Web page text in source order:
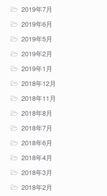
2019年7月
2019年6月
2019年5月
2019年2月
2019年1月
2018年12月
2018年11月
2018年8月
2018年7月
2018年6月
2018年4月
2018年3月
2018年2月